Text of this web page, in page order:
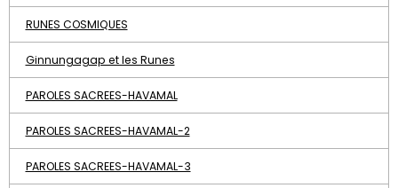
RUNES COSMIQUES
Ginnungagap et les Runes
PAROLES SACREES-HAVAMAL
PAROLES SACREES-HAVAMAL-2
PAROLES SACREES-HAVAMAL-3